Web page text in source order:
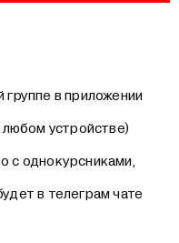
в приложении
любом устройстве)
с однокурсниками,
в телеграм чате